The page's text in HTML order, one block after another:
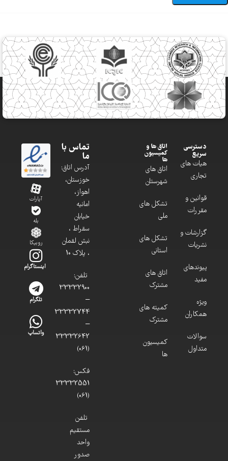
دسترسی
سریع
هیات های
تجاری
قوانین و
مقررات
گزارشات و
نشریات
پیوندهای
مفید
ویژه
همکاران
سوالات
متداول
اتاق ها و
کمیسیون
ها
اتاق های
شهرستان
تشکل های
ملی
تشکل های
استانی
اتاق های
مشترک
کمیته های
مشترک
کمیسیون
ها
تماس با
ما
آدرس اتاق:
خوزستان،
اهواز،
امانیه
خیابان
سقراط ،
نبش لقمان
، پلاک 10
تلفن:
33332900
–
33332744
–
33332642
(061)
فکس:
33332551
(061)
تلفن
مستقیم
واحد
صدور
آپارات
بله
روبیکا
اینستاگرام
تلگرام
واتساپ